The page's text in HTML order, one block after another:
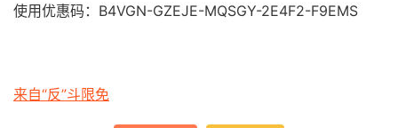
使用优惠码：B4VGN-GZEJE-MQSGY-2E4F2-F9EMS
来自“反”斗限免